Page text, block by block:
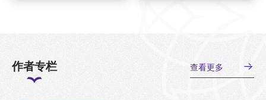
作者专栏 查看更多